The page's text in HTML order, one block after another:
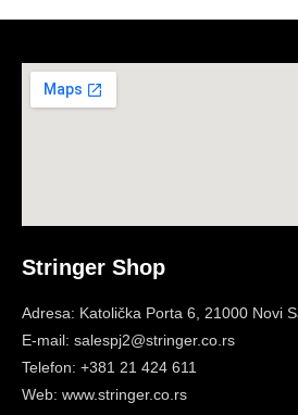
Stringer Shop
Adresa: Katolička Porta 6, 21000 Novi
E-mail: salespj2@stringer.co.rs
Telefon: +381 21 424 611
Web: www.stringer.co.rs